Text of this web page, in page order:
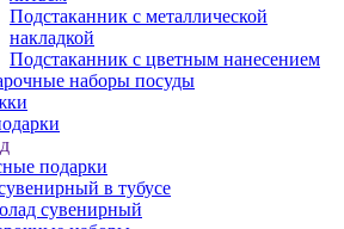
Подстаканник с металлической
накладкой
Подстаканник с цветным нанесением
наборы посуды
подарки
в тубусе
сувенирный